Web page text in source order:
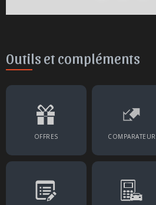
Outils et compléments
OFFRES COMPARATEUR